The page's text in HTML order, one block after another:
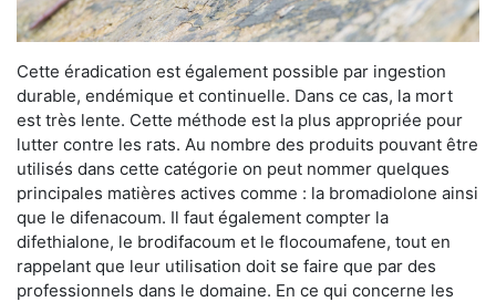
Cette éradication est également possible par ingestion
durable, endémique et continuelle. Dans ce cas, la mort
est très lente. Cette méthode est la plus appropriée pour
lutter contre les rats. Au nombre des produits pouvant être
utilisés dans cette catégorie on peut nommer quelques
principales matières actives comme : la bromadiolone ainsi
que le difenacoum. Il faut également compter la
difethialone, le brodifacoum et le flocoumafene, tout en
rappelant que leur utilisation doit se faire que par des
professionnels dans le domaine. En ce qui concerne les